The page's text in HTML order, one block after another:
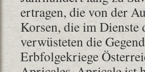
ertragen, die von der
Korsen, die im Dienste
verwüsteten die
Erbfolgekriege